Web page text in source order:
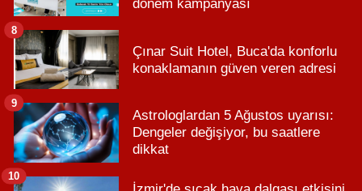
dönem kampanyası
Çınar Suit Hotel, Buca'da konforlu
konaklamanın güven veren adresi
8
Astrologlardan 5 Ağustos uyarısı:
Dengeler değişiyor, bu saatlere
dikkat
9
10